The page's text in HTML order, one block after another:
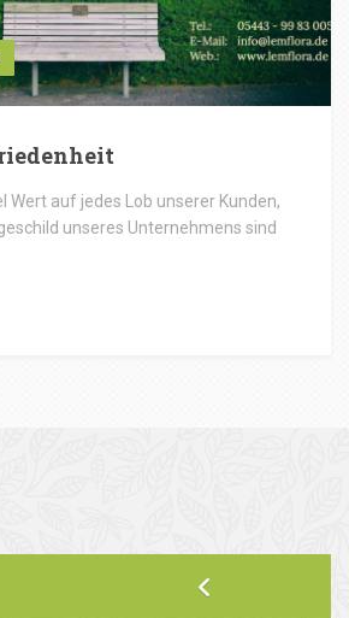
Wert auf jedes Lob unserer Kunden,
unseres Unternehmens sind